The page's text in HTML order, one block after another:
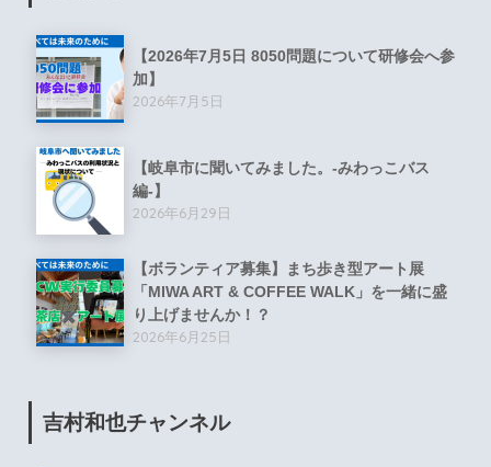
【2026年7月5日 8050問題について研修会へ参
加】
2026年7月5日
【岐阜市に聞いてみました。-みわっこバス
編-】
2026年6月29日
【ボランティア募集】まち歩き型アート展
「MIWA ART & COFFEE WALK」を一緒に盛
り上げませんか！？
2026年6月25日
吉村和也チャンネル